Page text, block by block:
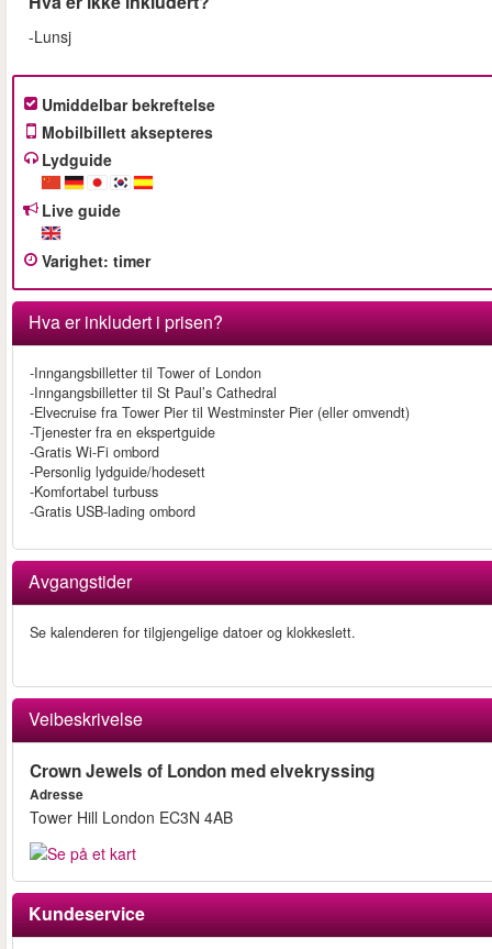
-Lunsj
Umiddelbar bekreftelse
Mobilbillett aksepteres
Lydguide
Live guide
Varighet: timer
Hva er inkludert i prisen?
-Inngangsbilletter til Tower of London
-Inngangsbilletter til St Paul’s Cathedral
-Elvecruise fra Tower Pier til Westminster Pier (eller omvendt)
-Tjenester fra en ekspertguide
-Gratis Wi-Fi ombord
-Personlig lydguide/hodesett
-Komfortabel turbuss
-Gratis USB-lading ombord
Avgangstider
Se kalenderen for tilgjengelige datoer og klokkeslett.
Veibeskrivelse
Crown Jewels of London med elvekryssing
Adresse
Tower Hill London EC3N 4AB
Kundeservice